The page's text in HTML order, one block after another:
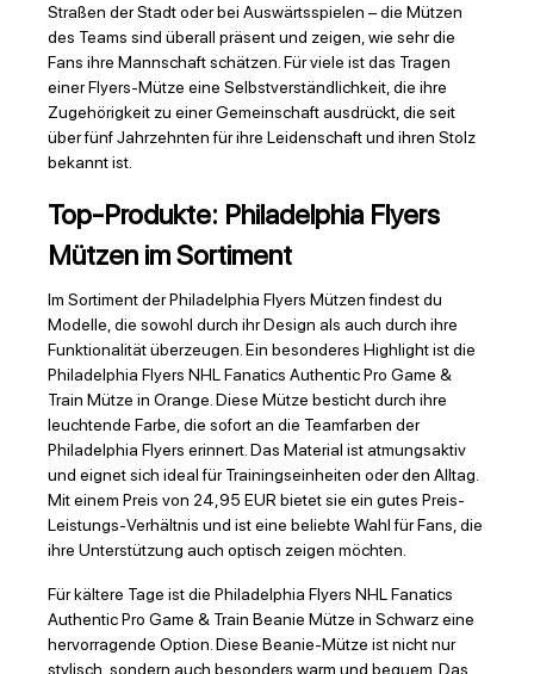
Straßen der Stadt oder bei Auswärtsspielen – die Mützen
des Teams sind überall präsent und zeigen, wie sehr die
Fans ihre Mannschaft schätzen. Für viele ist das Tragen
einer Flyers-Mütze eine Selbstverständlichkeit, die ihre
Zugehörigkeit zu einer Gemeinschaft ausdrückt, die seit
über fünf Jahrzehnten für ihre Leidenschaft und ihren Stolz
bekannt ist.
Top-Produkte: Philadelphia Flyers
Mützen im Sortiment
Im Sortiment der Philadelphia Flyers Mützen findest du
Modelle, die sowohl durch ihr Design als auch durch ihre
Funktionalität überzeugen. Ein besonderes Highlight ist die
Philadelphia Flyers NHL Fanatics Authentic Pro Game &
Train Mütze in Orange. Diese Mütze besticht durch ihre
leuchtende Farbe, die sofort an die Teamfarben der
Philadelphia Flyers erinnert. Das Material ist atmungsaktiv
und eignet sich ideal für Trainingseinheiten oder den Alltag.
Mit einem Preis von 24,95 EUR bietet sie ein gutes Preis-
Leistungs-Verhältnis und ist eine beliebte Wahl für Fans, die
ihre Unterstützung auch optisch zeigen möchten.
Für kältere Tage ist die Philadelphia Flyers NHL Fanatics
Authentic Pro Game & Train Beanie Mütze in Schwarz eine
hervorragende Option. Diese Beanie-Mütze ist nicht nur
stylisch, sondern auch besonders warm und bequem. Das